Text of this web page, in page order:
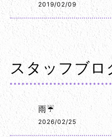
2019/02/09
スタッフブロ
雨☔
2026/02/25